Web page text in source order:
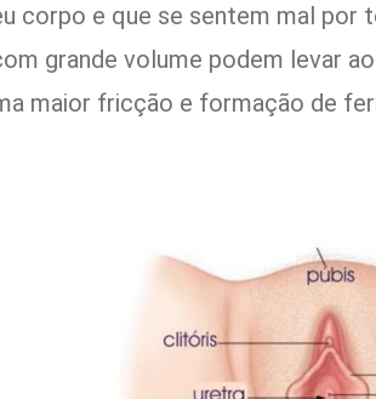
corpo e que se sentem mal por
grande volume podem levar
maior fricção e formação de